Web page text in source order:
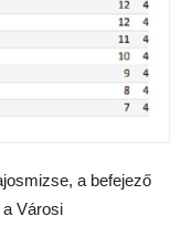
a befejező
Városi